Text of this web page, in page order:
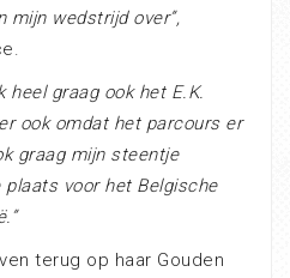
mijn wedstrijd over”,
heel graag ook het E.K.
ook omdat het parcours er
graag mijn steentje
plaats voor het Belgische
terug op haar Gouden